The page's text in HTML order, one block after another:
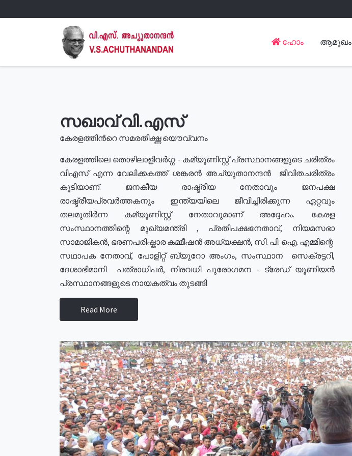
ഹോം ആമുഖം
സഖാവ് വി.എസ്
കേരളത്തിൻറെ സമരതീക്ഷ്ണ യൌവ്വനം
കേരളത്തിലെ തൊഴിലാളിവർഗ്ഗ - കമ്യൂണിസ്റ്റ് പ്രസ്ഥാനങ്ങളുടെ ചരിത്രം
വിഎസ് എന്ന വേലിക്കകത്ത് ശങ്കരൻ അച്യുതാനന്ദൻ ജീവിതചരിത്രം
കൂടിയാണ്. ജനകീയ രാഷ്ട്രീയ നേതാവും ജനപക്ഷ
രാഷ്ട്രീയപ്രവർത്തകനും ഇന്ത്യയിലെ ജീവിച്ചിരിക്കുന്ന ഏറ്റവും
തലമുതിർന്ന കമ്യൂണിസ്റ്റ് നേതാവുമാണ് അദ്ദേഹം. കേരള
സംസ്ഥാനത്തിന്റെ മുഖ്യമന്ത്രി , പ്രതിപക്ഷനേതാവ്, നിയമസഭാ
സാമാജികൻ, ഭരണപരിഷ്കാര കമ്മീഷൻ അധ്യക്ഷൻ, സി. പി. ഐ. എമ്മിന്റെ
സഥാപക നേതാവ്, പോളിറ്റ് ബ്യുറോ അംഗം, സംസ്ഥാന സെക്രട്ടറി,
ദേശാഭിമാനി പത്രാധിപർ, നിരവധി പുരോഗമന - ട്രേഡ് യൂണിയൻ
പ്രസ്ഥാനങ്ങളുടെ നായകത്വം തുടങ്ങി
Read More